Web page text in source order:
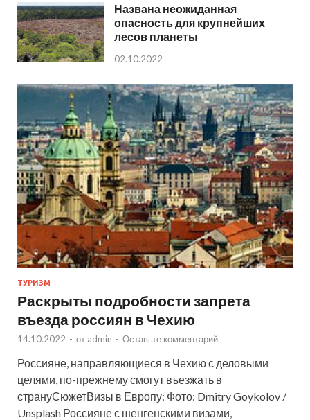
Названа неожиданная
опасность для крупнейших
лесов планеты
02.10.2022
ТУРИЗМ
Раскрыты подробности запрета
въезда россиян в Чехию
14.10.2022 - от admin - Оставьте комментарий
Россияне, направляющиеся в Чехию с деловыми
целями, по-прежнему смогут въезжать в
странуСюжетВизы в Европу: Фото: Dmitry Goykolov /
Unsplash Россияне с шенгенскими визами,